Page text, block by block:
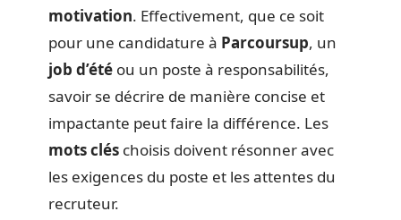
motivation. Effectivement, que ce soit
pour une candidature à Parcoursup, un
job d’été ou un poste à responsabilités,
savoir se décrire de manière concise et
impactante peut faire la différence. Les
mots clés choisis doivent résonner avec
les exigences du poste et les attentes du
recruteur.